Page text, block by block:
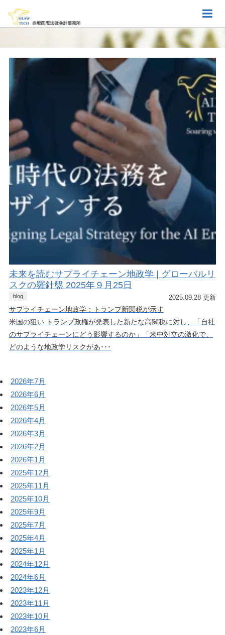
未来を読むサプライチェーン地政学 | グローバルリ
スクの羅針盤 2025年９月25日
blog 2025.09.28 更新
サプライチェーン地政学：トランプ新関税が示す
米国の狙い トランプ政権が発表した新たな高関税に対し、「自社
のサプライチェーンにどう影響するのか」「米中対立の激化で、
どのような地政学リスクがあ･･･
2026年7月
2026年6月
2026年5月
2026年4月
2026年3月
2026年2月
2026年1月
2025年12月
2025年11月
2025年10月
2025年9月
2025年7月
2025年4月
2025年1月
2024年12月
2024年6月
2023年12月
2023年11月
2023年10月
2023年6月